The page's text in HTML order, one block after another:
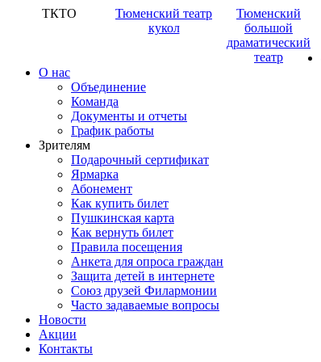
ТКТО
Тюменский театр
кукол
Тюменский
большой
драматический
театр
О нас
Объединение
Команда
Документы и отчеты
График работы
Зрителям
Подарочный сертификат
Ярмарка
Абонемент
Как купить билет
Пушкинская карта
Как вернуть билет
Правила посещения
Анкета для опроса граждан
Защита детей в интернете
Союз друзей Филармонии
Часто задаваемые вопросы
Новости
Акции
Контакты